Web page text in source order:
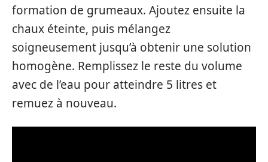
formation de grumeaux. Ajoutez ensuite la
chaux éteinte, puis mélangez
soigneusement jusqu’à obtenir une solution
homogène. Remplissez le reste du volume
avec de l’eau pour atteindre 5 litres et
remuez à nouveau.